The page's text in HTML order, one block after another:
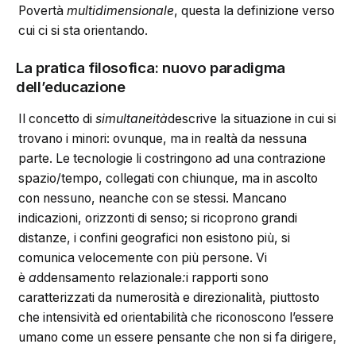
Povertà multidimensionale, questa la definizione verso
cui ci si sta orientando.
La pratica filosofica: nuovo paradigma
dell’educazione
Il concetto di simultaneitàdescrive la situazione in cui si
trovano i minori: ovunque, ma in realtà da nessuna
parte. Le tecnologie li costringono ad una contrazione
spazio/tempo, collegati con chiunque, ma in ascolto
con nessuno, neanche con se stessi. Mancano
indicazioni, orizzonti di senso; si ricoprono grandi
distanze, i confini geografici non esistono più, si
comunica velocemente con più persone. Vi
è addensamento relazionale:i rapporti sono
caratterizzati da numerosità e direzionalità, piuttosto
che intensività ed orientabilità che riconoscono l’essere
umano come un essere pensante che non si fa dirigere,